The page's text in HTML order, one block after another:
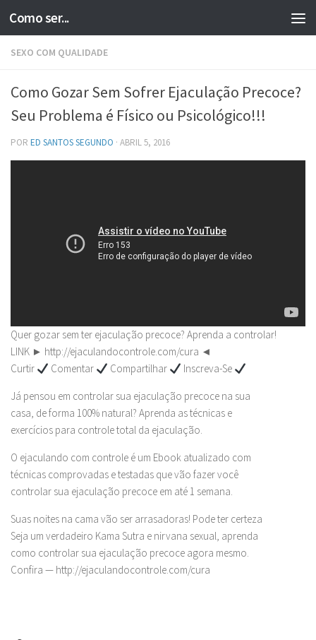
Skip to content
Como ser...
SEXO COM QUALIDADE
Como Gozar Sem Sofrer Ejaculação Precoce?
Seu Problema é Físico ou Psicológico!!!
POR ED SANTOS SEGUNDO · ABRIL 5, 2016
Quer gozar sem ter ejaculação precoce? Aprenda a controlar!
LINK ► http://ejaculandocontrole.com/cura ◄
Curtir
Comentar Compartilhar Inscreva-Se
Já pensou em controlar sua ejaculação precoce na sua
casa, de forma 100% natural? Aprenda as técnicas e
exercícios para controle total da ejaculação.
O ejaculando com controle é um Ebook atualizado com
técnicas comprovadas e testadas que vão fazer você
controlar sua ejaculação precoce em até 1 semana.
Suas noites na cama vão ser arrasadoras! Pode ter certeza
Seja um verdadeiro Kama Sutra e nirvana sexual, aprenda
como controlar sua ejaculação precoce agora mesmo.
Confira — http://ejaculandocontrole.com/cura